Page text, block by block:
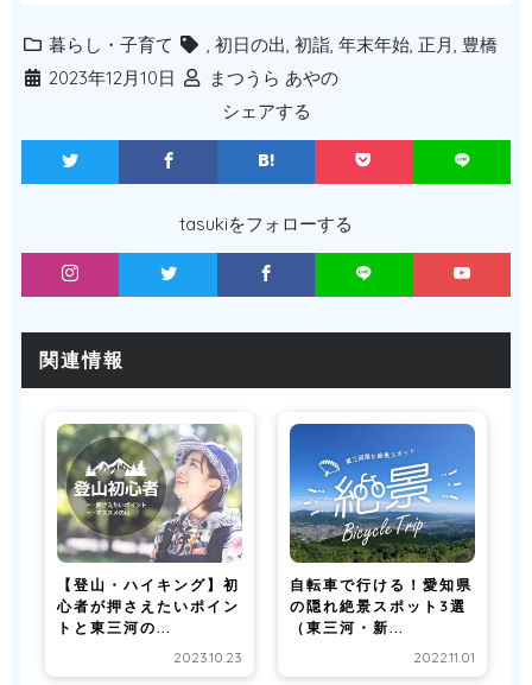
暮らし・子育て , 初日の出, 初詣, 年末年始, 正月, 豊橋
2023年12月10日
まつうら あやの
シェアする
tasukiをフォローする
関連情報
【登山・ハイキング】初
心者が押さえたいポイン
トと東三河の...
2023.10.23
自転車で行ける！愛知県
の隠れ絶景スポット3選
（東三河・新...
2022.11.01